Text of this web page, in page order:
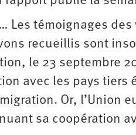
Les témoignages
recueillis sont
le 23 septembre
avec les pays tiers
Or, l’Union
sa coopération